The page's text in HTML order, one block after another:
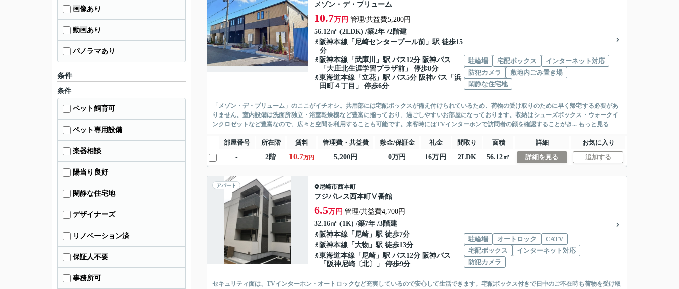
メゾン・デ・プリューム
10.7万円 管理/共益費5,200円
56.12㎡ (2LDK) /築2年 /2階建
阪神本線 「 尼崎センタープール前 」駅 徒歩15
分
阪神本線 「 武庫川
」駅 バス12分 阪神バス
「大庄北生涯学習プラザ前」 停歩8分
東海道本線 「 立花」駅 バス5分 阪神バス「浜
田町４丁目」 停歩6分
駐輪場 宅配ボックス
インターネット対応
防犯カメラ
敷地内ごみ置き場
閑静な住宅地
「メゾン・デ・プリューム」のここがイチオシ。共用部には宅配ボックスが備え付けられているため、荷物の受け取りのために早く帰宅する必要があ
りません。室内設備は洗面所独立・浴室乾燥機など豊富に揃っており、過ごしやすいお部屋になっております。収納はシューズボックス・ウォークイ
ンクロゼットなど豊富なので、広々と空間を利用することも可能です。来客時にはTVインターホンで訪問者の顔を確認することがき... もっと見る
部屋番号 所在階 賃料 管理費・共益費 敷金/保証金 礼金 間取り 面積 詳細
お気に入り
-
2階 10.7万円 5,200円 0万円 16万円 2LDK 56.12㎡ 詳細を見る 追加する
アパート 尼崎市西本町
フジパレス西本町Ⅴ番館
6.5万円 管理/共益費4,700円
32.16㎡ (1K) /築7年 /3階建
阪神本線 「 尼崎 」駅 徒歩7分
阪神本線 「 大物 」駅 徒歩13分
東海道本線 「 尼崎 」駅 バス12分 阪神バス
「阪神尼崎〔北〕」 停歩9分
駐輪場 オートロック
CATV
宅配ボックス
インターネット対応
防犯カメラ
セキュリティ面は、TVインターホン・オートロックなど充実しているので安心して生活できます。宅配ボックス付きで日中のご不在時も荷物を受け取
画像あり
動画あり
パノラマあり
条件
条件
ペット飼育可
ペット専用設備
楽器相談
陽当り良好
閑静な住宅地
デザイナーズ
リノベーション済
保証人不要
事務所可